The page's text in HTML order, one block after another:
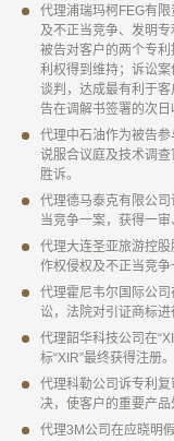
代理浦瑞玛柯FEG有
及不正当竞争、发明
被告对客户的两个专
利权得到维持；诉讼
谈判，达成最有利于
告在调解书签署的次日
代理中石油作为被告
说服合议庭及技术调
胜诉。
代理德马泰克有限公
当竞争一案，获得一审
代理大连圣亚旅游控
作权侵权及不正当竞争
代理霍尼韦尔国际公
讼，法院对引证商标进
代理韶华科技公司在
标“XIR”最终获得注册。
代理科勒公司诉专利
决，使客户的重要产品
代理3M公司在应晓明